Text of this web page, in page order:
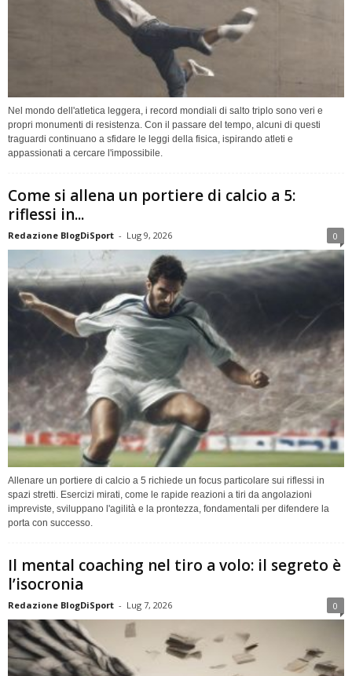
Nel mondo dell'atletica leggera, i record mondiali di salto triplo sono veri e
propri monumenti di resistenza. Con il passare del tempo, alcuni di questi
traguardi continuano a sfidare le leggi della fisica, ispirando atleti e
appassionati a cercare l'impossibile.
Come si allena un portiere di calcio a 5:
riflessi in...
Redazione BlogDiSport - Lug 9, 2026 0
Allenare un portiere di calcio a 5 richiede un focus particolare sui riflessi in
spazi stretti. Esercizi mirati, come le rapide reazioni a tiri da angolazioni
impreviste, sviluppano l'agilità e la prontezza, fondamentali per difendere la
porta con successo.
Il mental coaching nel tiro a volo: il segreto è
l’isocronia
Redazione BlogDiSport - Lug 7, 2026 0